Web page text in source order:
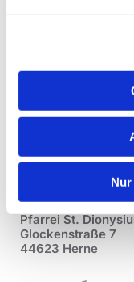
Pfarrei St.
Glockenstraße 7
44623 Herne